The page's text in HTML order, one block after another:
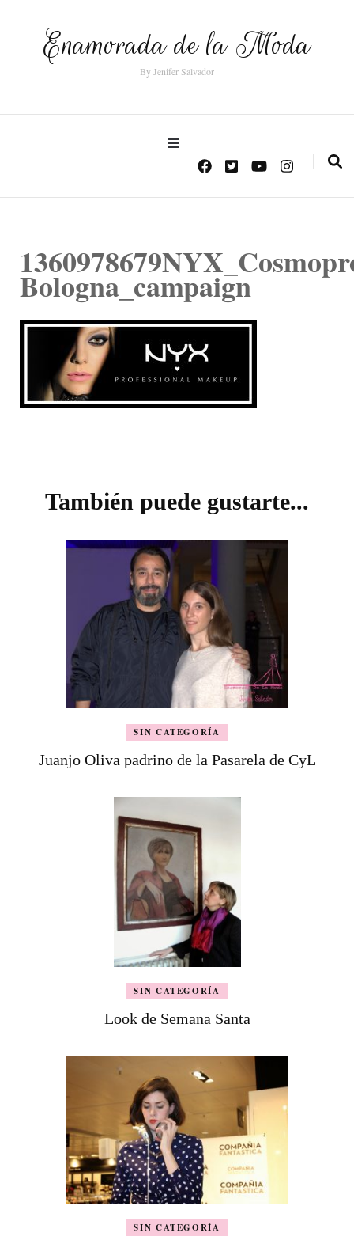
Enamorada de la Moda
By Jenifer Salvador
Bologna_campaign
entradas
También puede gustarte...
SIN CATEGORÍA
Juanjo Oliva padrino de la Pasarela de CyL
SIN CATEGORÍA
Look de Semana Santa
SIN CATEGORÍA